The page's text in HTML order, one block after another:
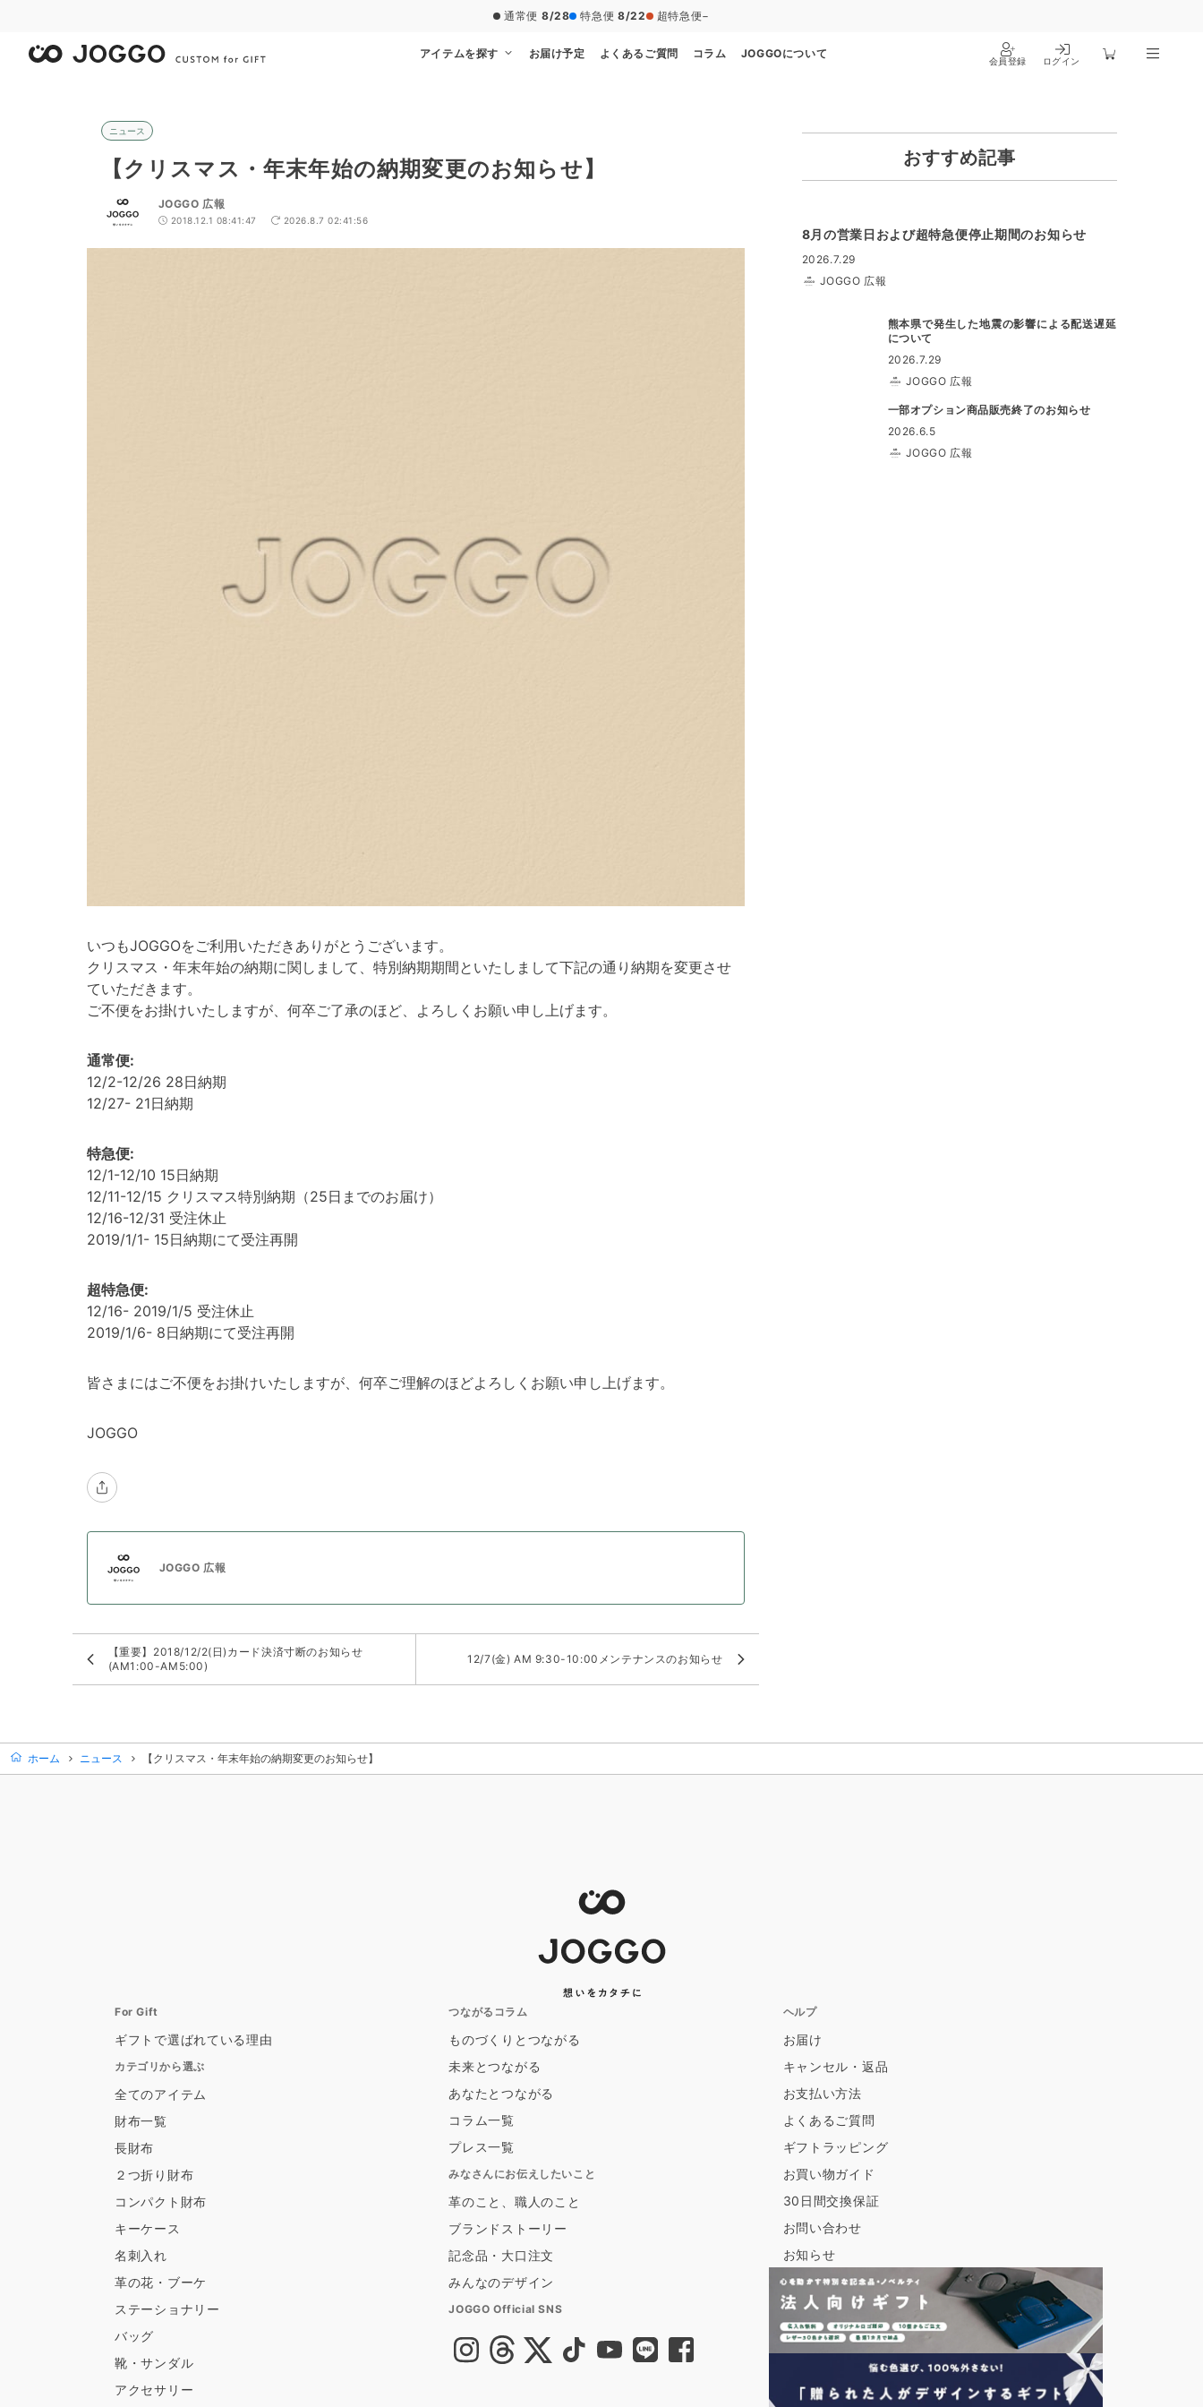
通常便 8/28 特急便 8/22 超特急便−
アイテムを探す お届け予定 よくあるご質問 コラム JOGGOについて
会員登録 ログイン
ニュース
【クリスマス・年末年始の納期変更のお知らせ】
JOGGO 広報
2018.12.1 08:41:47 2026.8.7 02:41:56
いつもJOGGOをご利用いただきありがとうございます。
クリスマス・年末年始の納期に関しまして、特別納期期間といたしまして下記の通り納期を変更させ
ていただきます。
ご不便をお掛けいたしますが、何卒ご了承のほど、よろしくお願い申し上げます。
通常便:
12/2-12/26 28日納期
12/27- 21日納期
特急便:
12/1-12/10 15日納期
12/11-12/15 クリスマス特別納期（25日までのお届け）
12/16-12/31 受注休止
2019/1/1- 15日納期にて受注再開
超特急便:
12/16- 2019/1/5 受注休止
2019/1/6- 8日納期にて受注再開
皆さまにはご不便をお掛けいたしますが、何卒ご理解のほどよろしくお願い申し上げます。
JOGGO
JOGGO 広報
【重要】2018/12/2(日)カード決済寸断のお知らせ
(AM1:00-AM5:00)
12/7(金) AM 9:30-10:00メンテナンスのお知らせ
おすすめ記事
8月の営業日および超特急便停止期間のお知らせ
2026.7.29
JOGGO 広報
熊本県で発生した地震の影響による配送遅延
について
2026.7.29
JOGGO 広報
一部オプション商品販売終了のお知らせ
2026.6.5
JOGGO 広報
ホーム ニュース 【クリスマス・年末年始の納期変更のお知らせ】
For Gift
ギフトで選ばれている理由
カテゴリから選ぶ
全てのアイテム
財布一覧
長財布
２つ折り財布
コンパクト財布
キーケース
名刺入れ
革の花・ブーケ
ステーショナリー
バッグ
靴・サンダル
アクセサリー
つながるコラム
ものづくりとつながる
未来とつながる
あなたとつながる
コラム一覧
プレス一覧
みなさんにお伝えしたいこと
革のこと、職人のこと
ブランドストーリー
記念品・大口注文
みんなのデザイン
JOGGO Official SNS
ヘルプ
お届け
キャンセル・返品
お支払い方法
よくあるご質問
ギフトラッピング
お買い物ガイド
30日間交換保証
お問い合わせ
お知らせ